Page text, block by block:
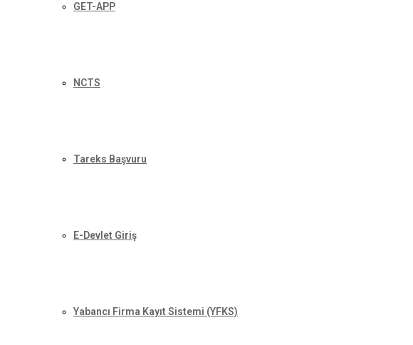
GET-APP
NCTS
Tareks Başvuru
E-Devlet Giriş
Yabancı Firma Kayıt Sistemi (YFKS)